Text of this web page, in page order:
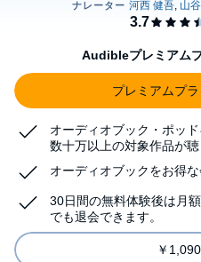
Audibleプレミアム
プレミアムプ
オーディオブック・ポッ
数十万以上の対象作品が聴
オーディオブックをお得
30日間の無料体験後は月
でも退会できます。
￥